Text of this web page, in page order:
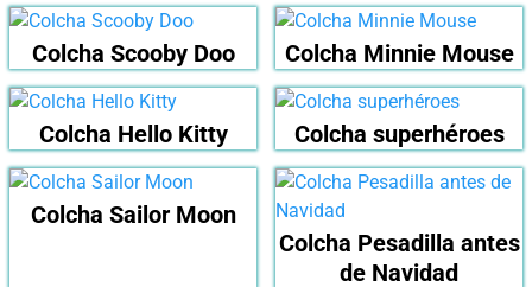
Colcha Scooby Doo Colcha Minnie Mouse
Colcha Hello Kitty Colcha superhéroes
Colcha Sailor Moon
Colcha Pesadilla antes
de Navidad